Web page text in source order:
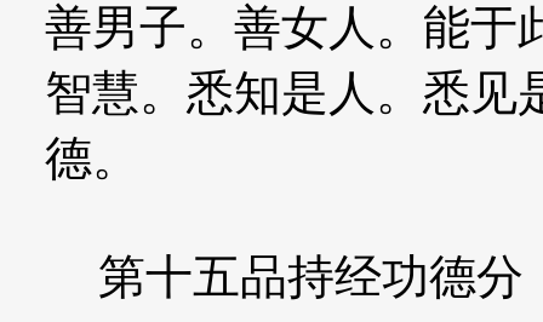
善男子。善女人。能于
智慧。悉知是人。悉见
德。
第十五品持经功德分